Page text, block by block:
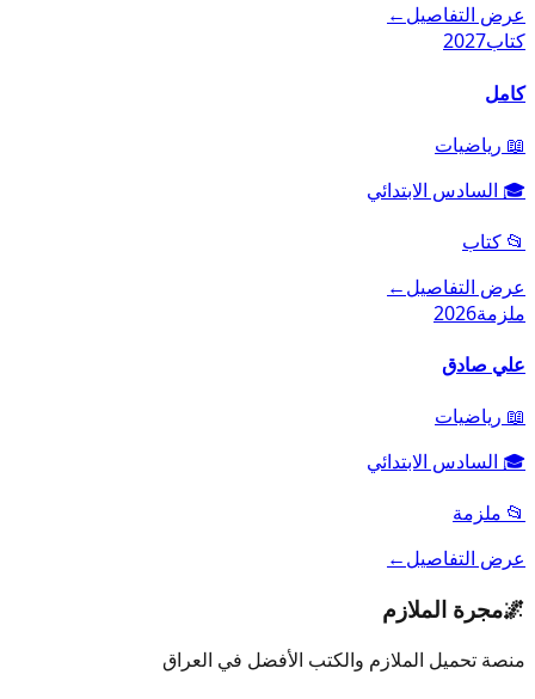
عرض التفاصيل←
كتاب2027
كامل
📖 رياضيات
🎓 السادس الابتدائي
📂 كتاب
عرض التفاصيل←
ملزمة2026
علي صادق
📖 رياضيات
🎓 السادس الابتدائي
📂 ملزمة
عرض التفاصيل←
🌌مجرة الملازم
منصة تحميل الملازم والكتب الأفضل في العراق